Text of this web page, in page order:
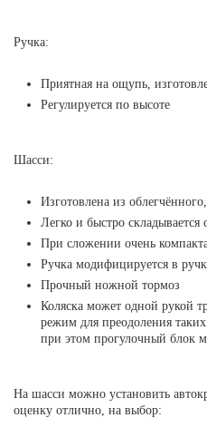
Ручка:
Приятная на ощупь,
Регулируется по высоте
Шасси:
Изготовлена из
Легко и быстро складывается
При сложении очень
Ручка модифицируется в
Прочный ножной тормоз
Коляска может одной рукой
режим для преодоления
при этом прогулочный блок
На шасси можно установить
оценку отлично, на выбор: